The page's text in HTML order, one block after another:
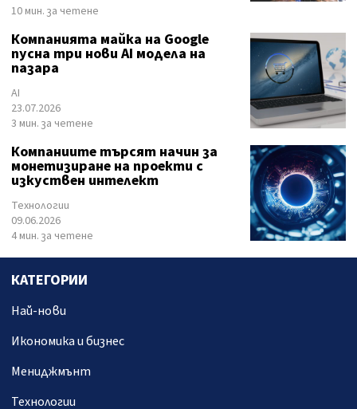
10 мин. за четене
Компанията майка на Google
пусна три нови AI модела на
пазара
AI
23.07.2026
3 мин. за четене
Компаниите търсят начин за
монетизиране на проекти с
изкуствен интелект
Технологии
09.06.2026
4 мин. за четене
КАТЕГОРИИ
Най-нови
Икономика и бизнес
Мениджмънт
Технологии